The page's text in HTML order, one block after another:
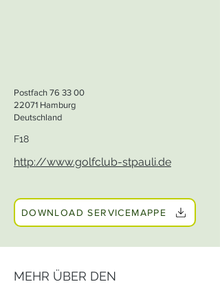
Postfach 76 33 00
22071 Hamburg
Deutschland
F18
http://www.golfclub-stpauli.de
DOWNLOAD SERVICEMAPPE
MEHR ÜBER DEN